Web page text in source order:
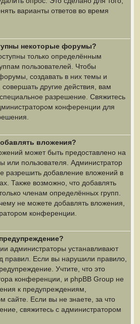
варианты ответов во время
некоторые форумы?
только определённым
пользователей. Чтобы
создавать в них темы и
другие действия, вам
разрешение. Свяжитесь
конференции для
вложения?
может быть предоставлено на
или пользователя. Администратор
разрешить добавление вложений в
Также возможно, что добавлять
членам определённых групп.
не можете добавлять вложения,
конференции.
администраторы устанавливают
правил. Если вы нарушили правило,
Учтите, что это
конференции, и phpBB Group не
к предупреждениям,
сайте. Если вы не знаете, за что
свяжитесь с администратором